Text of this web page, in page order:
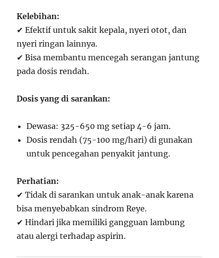
Kelebihan:
✔ Efektif untuk sakit kepala, nyeri otot, dan
nyeri ringan lainnya.
✔ Bisa membantu mencegah serangan jantung
pada dosis rendah.
Dosis yang di sarankan:
Dewasa: 325-650 mg setiap 4-6 jam.
Dosis rendah (75-100 mg/hari) di gunakan
untuk pencegahan penyakit jantung.
Perhatian:
✔ Tidak di sarankan untuk anak-anak karena
bisa menyebabkan sindrom Reye.
✔ Hindari jika memiliki gangguan lambung
atau alergi terhadap aspirin.